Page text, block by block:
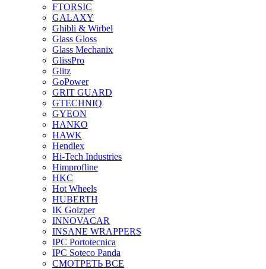
FTORSIC
GALAXY
Ghibli & Wirbel
Glass Gloss
Glass Mechanix
GlissPro
Glitz
GoPower
GRIT GUARD
GTECHNIQ
GYEON
HANKO
HAWK
Hendlex
Hi-Tech Industries
Himprofline
HKC
Hot Wheels
HUBERTH
IK Goizper
INNOVACAR
INSANE WRAPPERS
IPC Portotecnica
IPC Soteco Panda
СМОТРЕТЬ ВСЕ